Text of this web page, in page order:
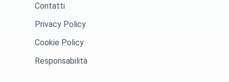
Contatti
Privacy Policy
Cookie Policy
Responsabilità